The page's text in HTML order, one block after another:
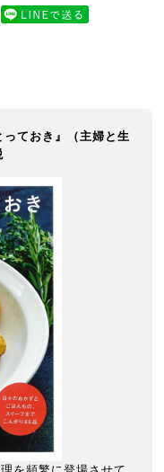
ておき』（主婦と生